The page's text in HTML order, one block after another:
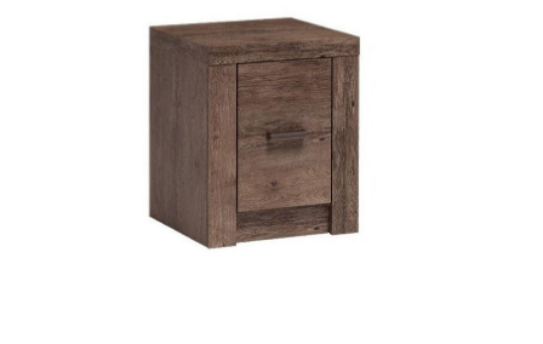
Besplatna dostava
Nije potrebno plaćanje unaprijed
Besplatan povrat unutar 365 dana
01 8000 383
4.8